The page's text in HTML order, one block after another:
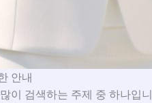
안내
이 검색하는 주제 중 하나입